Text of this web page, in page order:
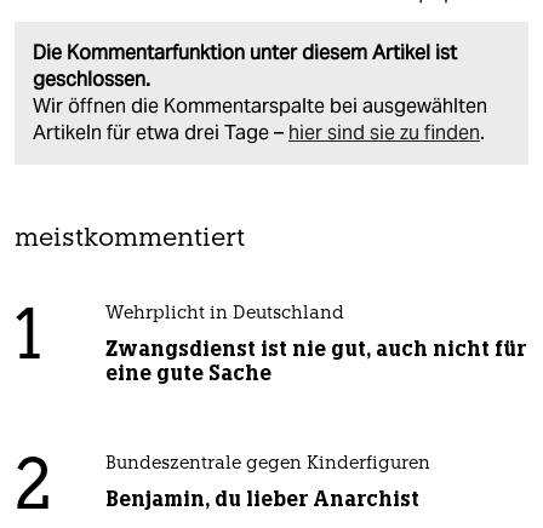
Die Kommentarfunktion unter diesem Artikel ist
geschlossen.
Wir öffnen die Kommentarspalte bei ausgewählten
Artikeln für etwa drei Tage – hier sind sie zu finden.
meistkommentiert
1 Wehrplicht in Deutschland
Zwangsdienst ist nie gut, auch nicht für
eine gute Sache
2 Bundeszentrale gegen Kinderfiguren
Benjamin, du lieber Anarchist